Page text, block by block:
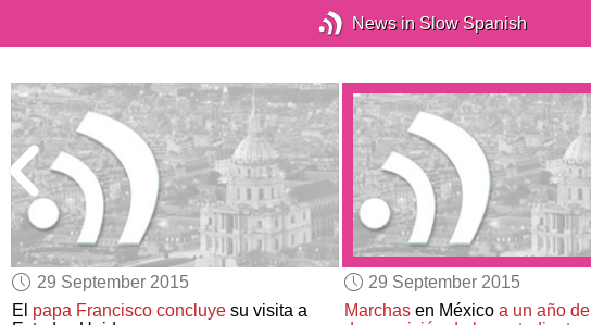
News in Slow Spanish
29 September 2015
El papa Francisco concluye su visita a
29 September 2015
Marchasen México a un año de